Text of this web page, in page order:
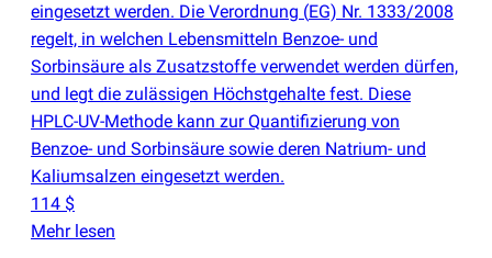
eingesetzt werden. Die Verordnung (EG) Nr. 1333/2008
regelt, in welchen Lebensmitteln Benzoe- und
Sorbinsäure als Zusatzstoffe verwendet werden dürfen,
und legt die zulässigen Höchstgehalte fest. Diese
HPLC-UV-Methode kann zur Quantifizierung von
Benzoe- und Sorbinsäure sowie deren Natrium- und
Kaliumsalzen eingesetzt werden.
114 $
Mehr lesen